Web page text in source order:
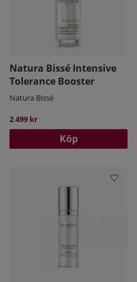
Natura Bissé Intensive
Tolerance Booster
Natura Bissé
2 499 kr
Köp